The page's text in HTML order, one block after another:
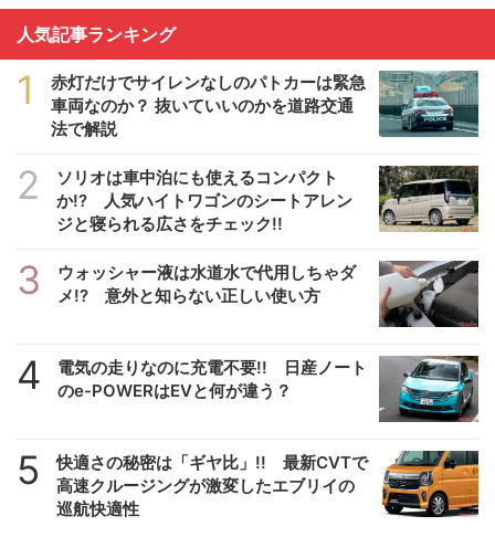
人気記事ランキング
1
赤灯だけでサイレンなしのパトカーは緊急
車両なのか？ 抜いていいのかを道路交通
法で解説
2
ソリオは車中泊にも使えるコンパクト
か!? 人気ハイトワゴンのシートアレン
ジと寝られる広さをチェック!!
3
ウォッシャー液は水道水で代用しちゃダ
メ!? 意外と知らない正しい使い方
4
電気の走りなのに充電不要!! 日産ノート
のe-POWERはEVと何が違う？
5
快適さの秘密は「ギヤ比」!! 最新CVTで
高速クルージングが激変したエブリイの
巡航快適性